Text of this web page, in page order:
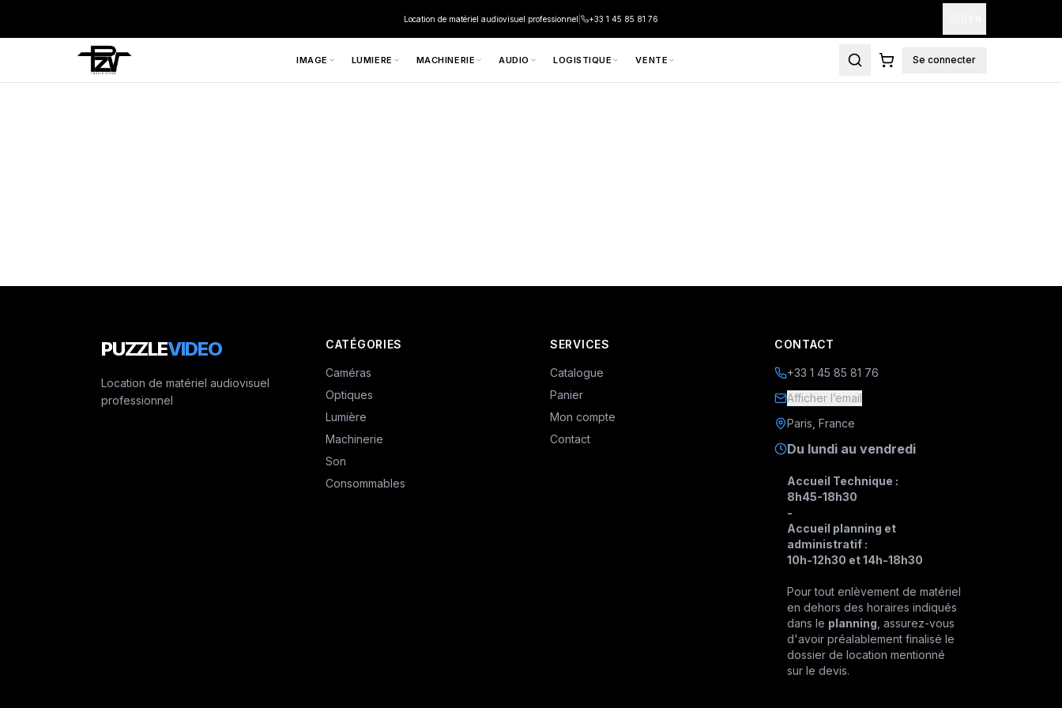
Location de matériel audiovisuel professionnel +33 1 45 85 81 76
IMAGE LUMIERE MACHINERIE AUDIO LOGISTIQUE VENTE Se connecter
PUZZLEVIDEO
Location de matériel audiovisuel
professionnel
CATÉGORIES
Caméras
Optiques
Lumière
Machinerie
Son
Consommables
SERVICES
Catalogue
Panier
Mon compte
Contact
CONTACT
+33 1 45 85 81 76
Afficher l’email
Paris, France
Du lundi au vendredi
Accueil Technique :
8h45-18h30
-
Accueil planning et
administratif :
10h-12h30 et 14h-18h30
Pour tout enlèvement de matériel
en dehors des horaires indiqués
dans le planning , assurez-vous
d'avoir préalablement finalisé le
dossier de location mentionné
sur le devis.